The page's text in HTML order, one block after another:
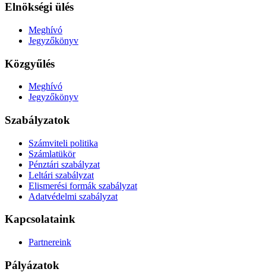
Elnökségi ülés
Meghívó
Jegyzőkönyv
Közgyűlés
Meghívó
Jegyzőkönyv
Szabályzatok
Számviteli politika
Számlatükör
Pénztári szabályzat
Leltári szabályzat
Elismerési formák szabályzat
Adatvédelmi szabályzat
Kapcsolataink
Partnereink
Pályázatok